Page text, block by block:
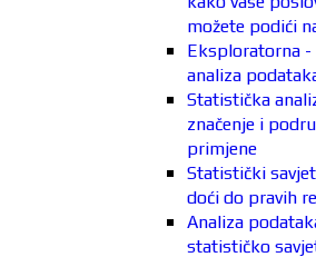
možete podići
Eksploratorna -
analiza
Statistička
značenje i
primjene
Statistički
doći do pravih
Analiza
statističko